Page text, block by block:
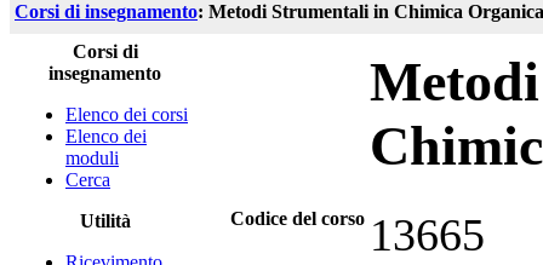
Corsi di insegnamento: Metodi Strumentali in Chimica Organica
Corsi di
insegnamento
Elenco dei corsi
Elenco dei
moduli
Cerca
Utilità
Codice del corso 13665